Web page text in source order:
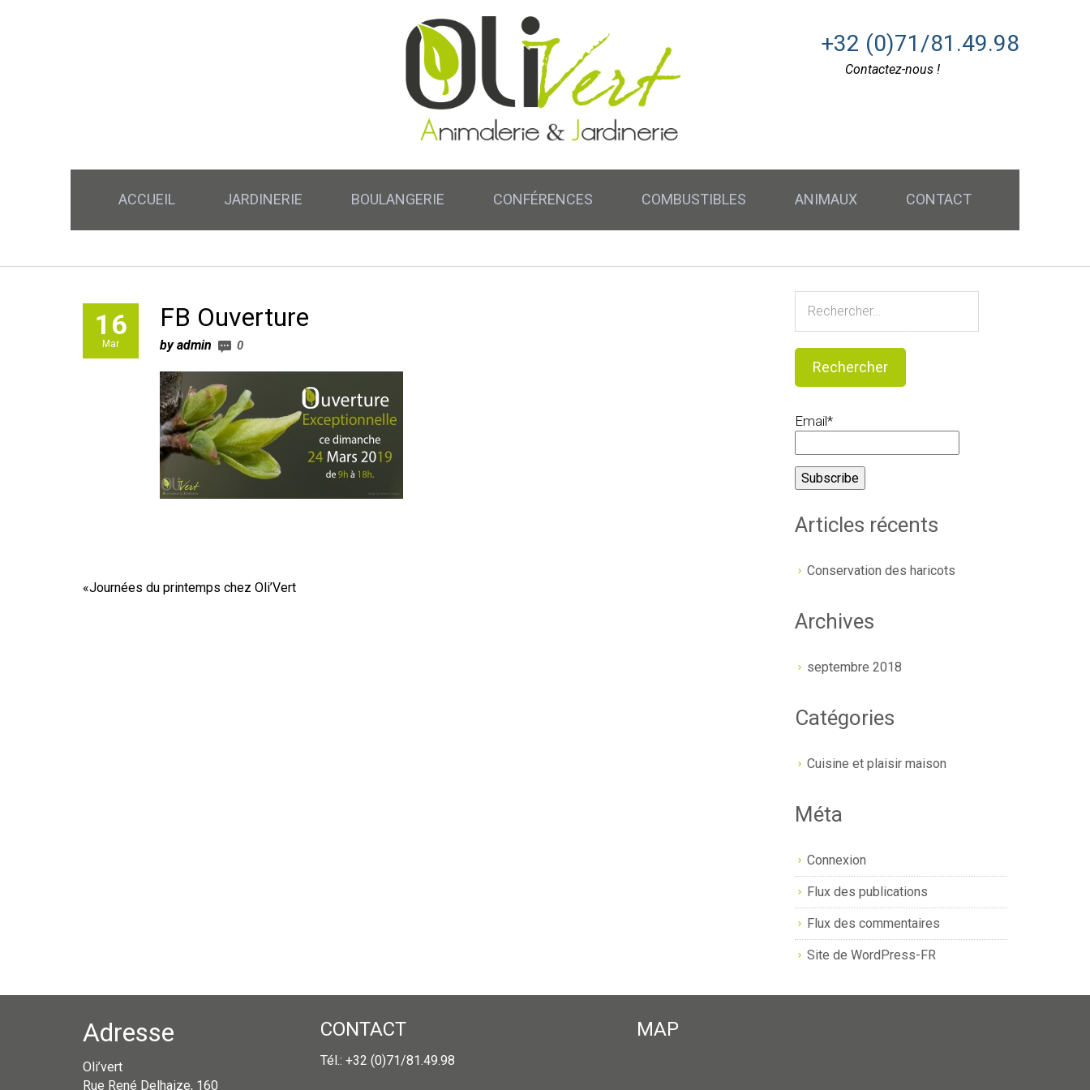
+32 (0)71/81.49.98
Contactez-nous !
ACCUEIL JARDINERIE BOULANGERIE CONFÉRENCES COMBUSTIBLES ANIMAUX CONTACT
FB Ouverture
16
Mar by admin 0
«Journées du printemps chez Oli’Vert
Email*
Articles récents
Conservation des haricots
Archives
septembre 2018
Catégories
Cuisine et plaisir maison
Méta
Connexion
Flux des publications
Flux des commentaires
Site de WordPress-FR
Adresse
Oli’vert
Rue René Delhaize, 160
CONTACT
Tél.: +32 (0)71/81.49.98
MAP